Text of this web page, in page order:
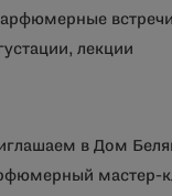
лекции
в Дом
мастер-